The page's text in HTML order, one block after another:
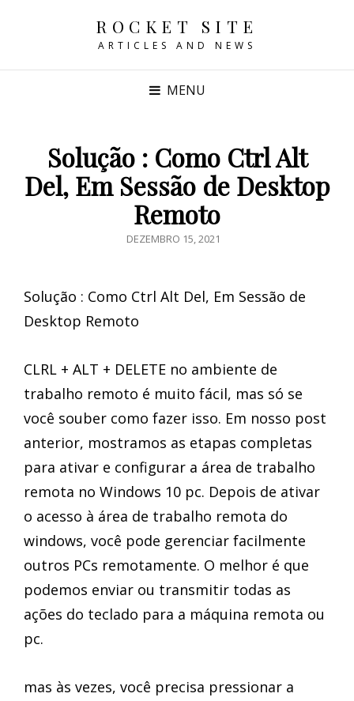
ROCKET SITE
ARTICLES AND NEWS
MENU
Solução : Como Ctrl Alt
Del, Em Sessão de Desktop
Remoto
POSTED
DEZEMBRO 15, 2021
Solução : Como Ctrl Alt Del, Em Sessão de
Desktop Remoto
CLRL + ALT + DELETE no ambiente de
trabalho remoto é muito fácil, mas só se
você souber como fazer isso. Em nosso post
anterior, mostramos as etapas completas
para ativar e configurar a área de trabalho
remota no Windows 10 pc. Depois de ativar
o acesso à área de trabalho remota do
windows, você pode gerenciar facilmente
outros PCs remotamente. O melhor é que
podemos enviar ou transmitir todas as
ações do teclado para a máquina remota ou
pc.
mas às vezes, você precisa pressionar a